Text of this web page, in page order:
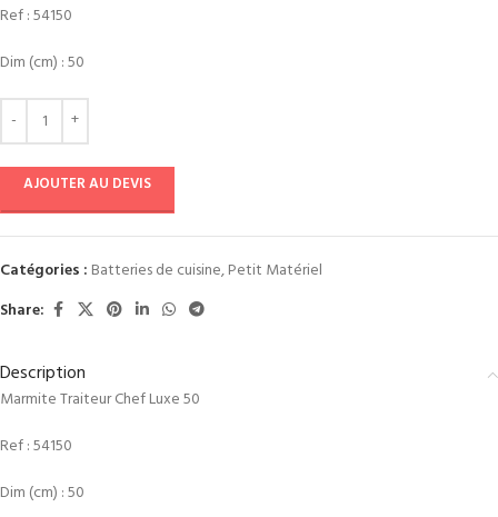
Ref :54150
Dim (cm) : 50
AJOUTER AU DEVIS
Catégories : Batteries de cuisine,Petit Matériel
Share:
Description
Marmite Traiteur Chef Luxe 50
Ref :54150
Dim (cm) : 50